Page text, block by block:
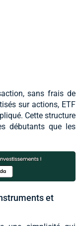
sans frais de
sur actions, ETF
Cette structure
débutants que les
et